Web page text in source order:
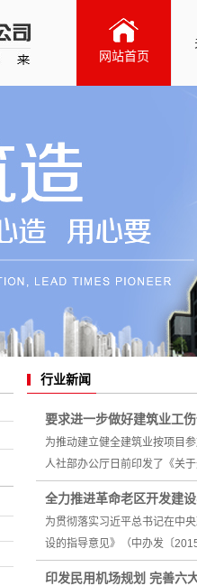
网站首页
行业新闻
要求进一步做好建筑业工
为推动建立健全建筑业按项目
人社部办公厅日前印发了《关
全力推进革命老区开发建
为贯彻落实习近平总书记在中
设的指导意见》（中办发〔
印发民用机场规划 完善六